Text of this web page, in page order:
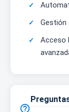
Gestión
Acceso
